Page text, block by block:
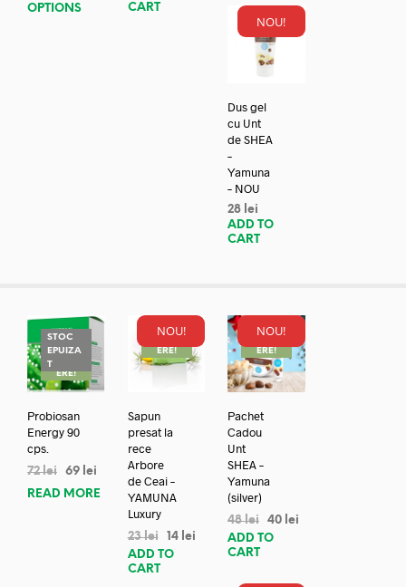
OPTIONS
CART
NOU!
Dus gel
cu Unt
de SHEA
–
Yamuna
– NOU
28 lei
ADD TO
CART
STOC
EPUIZA
TREDUC
ERE!
Probiosan
Energy 90
cps.
72lei 69 lei
READ MORE
NOU!
REDUC
ERE!
Sapun
presat la
rece
Arbore
de Ceai –
YAMUNA
Luxury
23lei 14 lei
ADD TO
CART
NOU!
REDUC
ERE!
Pachet
Cadou
Unt
SHEA –
Yamuna
(silver)
48lei 40 lei
ADD TO
CART